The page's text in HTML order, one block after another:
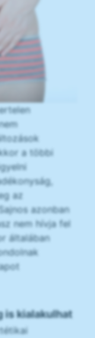
a többi
az
azonban
nem hívja fel
általában
is kialakulhat